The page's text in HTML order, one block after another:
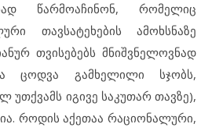
წარმოაჩინონ, რომელიც
თავსატეხების ამოხსნაზე
თვისებებს მნიშვნელოვნად
ცოდვა გამხელილი სჯობს,
იგივე საკუთარ თავზე),
როდის აქეთაა რაციონალური,